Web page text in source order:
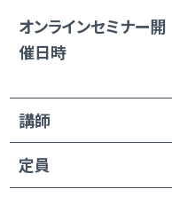
オンラインセミナー開
催日時
講師
定員